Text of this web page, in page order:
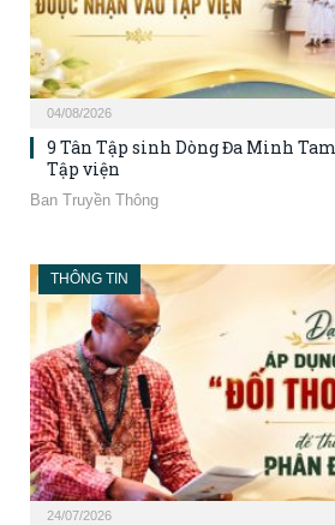
04/08/2026
9 Tân Tập sinh Dòng Đa Minh
Tập viện
Ban Truyền Thông
THÔNG TIN
24/07/2026